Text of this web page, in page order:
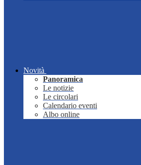
Novità
Panoramica
Le notizie
Le circolari
Calendario eventi
Albo online